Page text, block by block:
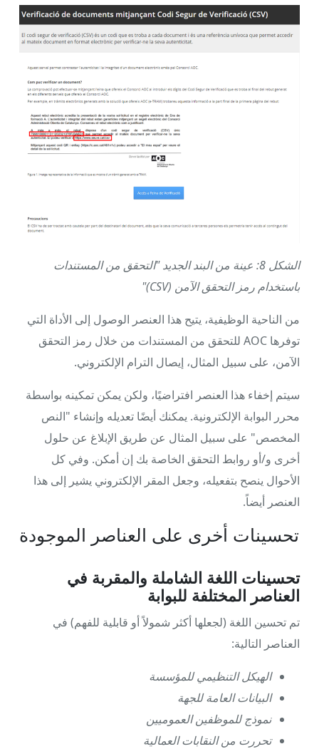
الشكل 8: عينة من البند الجديد "التحقق من المستندات
باستخدام رمز التحقق الآمن (CSV)"
من الناحية الوظيفية، يتيح هذا العنصر الوصول إلى الأداة التي
توفرها AOC للتحقق من المستندات من خلال رمز التحقق
الآمن، على سبيل المثال، إيصال الترام الإلكتروني.
سيتم إخفاء هذا العنصر افتراضيًا، ولكن يمكن تمكينه بواسطة
محرر البوابة الإلكترونية. يمكنك أيضًا تعديله وإنشاء "النص
المخصص" على سبيل المثال عن طريق الإبلاغ عن حلول
أخرى و/أو روابط التحقق الخاصة بك إن أمكن. وفي كل
الأحوال ينصح بتفعيله، وجعل المقر الإلكتروني يشير إلى هذا
العنصر أيضاً.
تحسينات أخرى على العناصر الموجودة
تحسينات اللغة الشاملة والمقربة في
العناصر المختلفة للبوابة
تم تحسين اللغة (لجعلها أكثر شمولاً أو قابلية للفهم) في
العناصر التالية:
الهيكل التنظيمي للمؤسسة
البيانات العامة للجهة
نموذج للموظفين العموميين
تحررت من النقابات العمالية